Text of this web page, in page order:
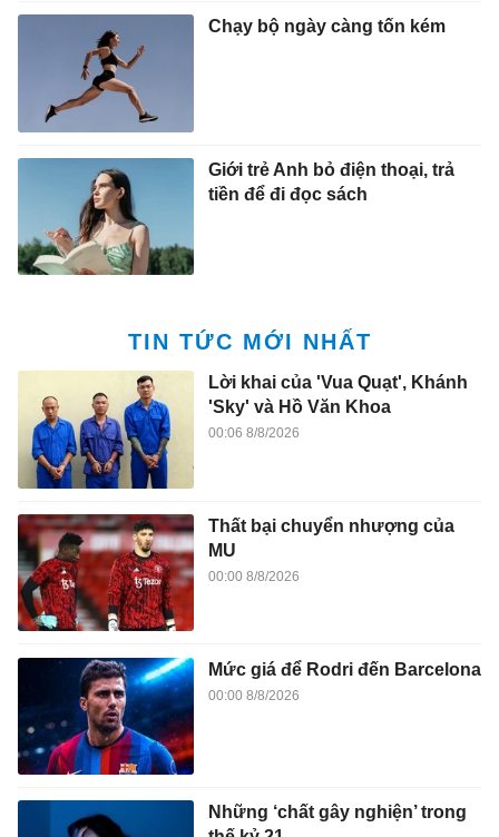
Chạy bộ ngày càng tốn kém
Giới trẻ Anh bỏ điện thoại, trả
tiền để đi đọc sách
TIN TỨC MỚI NHẤT
Lời khai của 'Vua Quạt', Khánh
'Sky' và Hồ Văn Khoa
00:06 8/8/2026
Thất bại chuyển nhượng của
MU
00:00 8/8/2026
Mức giá để Rodri đến Barcelona
00:00 8/8/2026
Những ‘chất gây nghiện’ trong